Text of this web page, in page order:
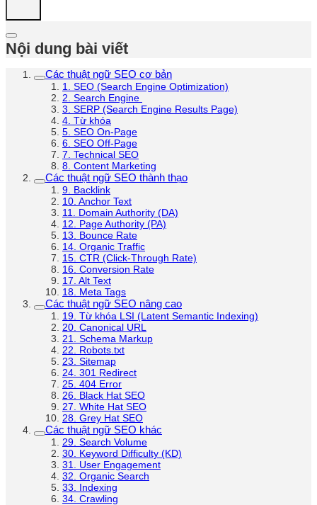
Nội dung bài viết
Các thuật ngữ SEO cơ bản
1. SEO (Search Engine Optimization)
2. Search Engine
3. SERP (Search Engine Results Page)
4. Từ khóa
5. SEO On-Page
6. SEO Off-Page
7. Technical SEO
8. Content Marketing
Các thuật ngữ SEO thành thạo
9. Backlink
10. Anchor Text
11. Domain Authority (DA)
12. Page Authority (PA)
13. Bounce Rate
14. Organic Traffic
15. CTR (Click-Through Rate)
16. Conversion Rate
17. Alt Text
18. Meta Tags
Các thuật ngữ SEO nâng cao
19. Từ khóa LSI (Latent Semantic Indexing)
20. Canonical URL
21. Schema Markup
22. Robots.txt
23. Sitemap
24. 301 Redirect
25. 404 Error
26. Black Hat SEO
27. White Hat SEO
28. Grey Hat SEO
Các thuật ngữ SEO khác
29. Search Volume
30. Keyword Difficulty (KD)
31. User Engagement
32. Organic Search
33. Indexing
34. Crawling